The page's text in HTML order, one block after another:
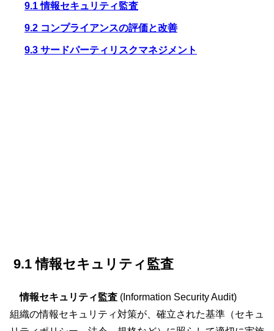
9.1 情報セキュリティ監査
9.2 コンプライアンスの評価と改善
9.3 サードパーティリスクマネジメント
9.1 情報セキュリティ監査
情報セキュリティ監査 (Information Security Audit)
組織の情報セキュリティ対策が、確立された基準（セキュ